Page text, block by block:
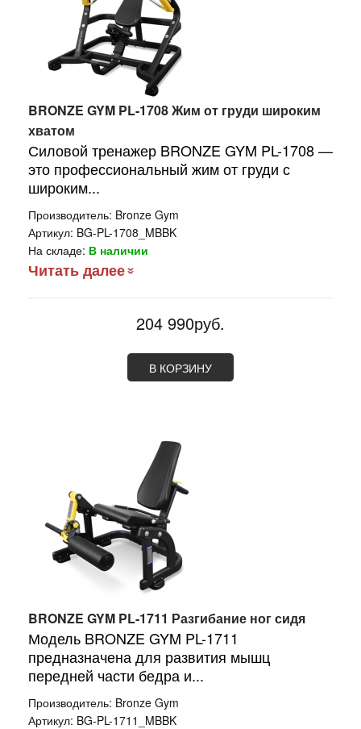
BRONZE GYM PL-1708 Жим от груди широким
хватом
Силовой тренажер BRONZE GYM PL-1708 —
это профессиональный жим от груди с
широким...
Производитель: Bronze Gym
Артикул: BG-PL-1708_MBBK
На складе: В наличии
Читать далее
204 990руб.
В КОРЗИНУ
BRONZE GYM PL-1711 Разгибание ног сидя
Модель BRONZE GYM PL-1711
предназначена для развития мышц
передней части бедра и...
Производитель: Bronze Gym
Артикул: BG-PL-1711_MBBK